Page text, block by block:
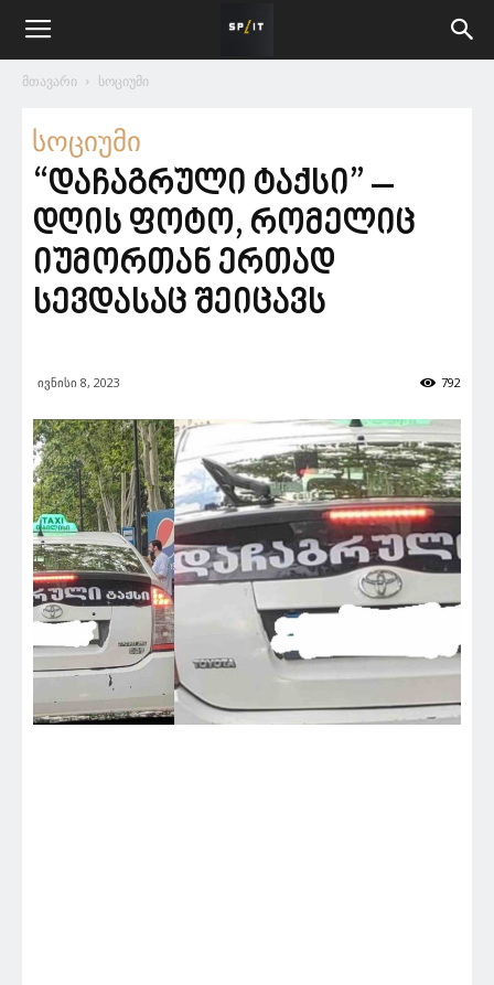
მთავარი სოციუმი
სოციუმი
“დაჩაგრული ტაქსი” –
დღის ფოტო, რომელიც
იუმორთან ერთად
სევდასაც შეიცავს
ივნისი 8, 2023 792